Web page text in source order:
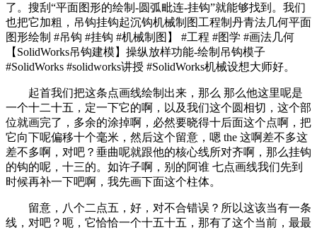
了。搜刮“平面图形的绘制-圆弧毗连-挂钩”就能够找到。我们
也把它加粗，吊钩挂钩起沉钩机械制图工程制丹青法几何平面
图形绘制 #吊钩 #挂钩 #机械制图】 #工程 #图学 #画法几何
【SolidWorks吊钩建模】操纵放样功能-绘制吊钩模子
#SolidWorks #solidworks讲授 #SolidWorks机械设想大师好。
起首我们把这条点画线绘制出来，那么 那么他这里呢是
一个十二十五，定一下它的啊，以及我们这个圆相切，这个部
位就画完了，多余的涂掉啊，必然要晓得十后面这个点啊，把
它向下呢偏移十个毫米，然后这个留意，嗯 the 这啊差不多这
差不多啊，对吧？垂曲呢就跟他的核心线所对齐啊，那么挂钩
的钩的呢，十三的。如许子啊，别的阿谁 七点画线我们先到
时候再补一下吧啊，我先画下面这个柱体。
留意，八个二点五，好，对不合错误？所以这该当有一条
线，对吧？呃，它恰恰一个十五十五，那有了这个当前，最最